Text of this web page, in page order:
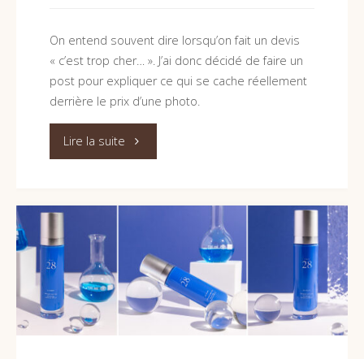
comment
les
éviter)"
On entend souvent dire lorsqu’on fait un devis
« c’est trop cher… ». J’ai donc décidé de faire un
post pour expliquer ce qui se cache réellement
derrière le prix d’une photo.
Lire la suite "Qu’est-
qui
cache
derrière